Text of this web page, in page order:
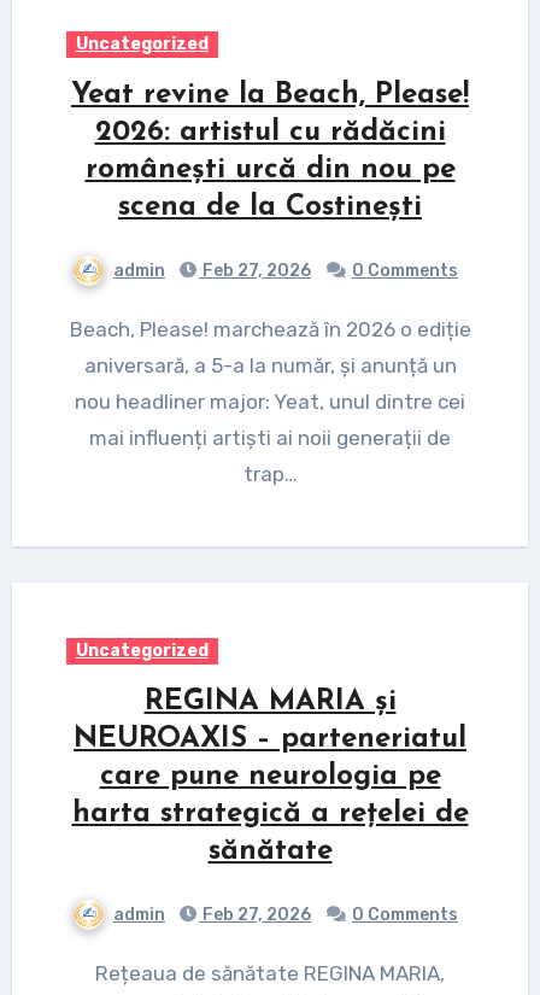
Uncategorized
Yeat revine la Beach, Please!
2026: artistul cu rădăcini
românești urcă din nou pe
scena de la Costinești
admin Feb 27, 2026 0 Comments
Beach, Please! marchează în 2026 o ediție
aniversară, a 5-a la număr, și anunță un
nou headliner major: Yeat, unul dintre cei
mai influenți artiști ai noii generații de
trap…
Uncategorized
REGINA MARIA și
NEUROAXIS – parteneriatul
care pune neurologia pe
harta strategică a rețelei de
sănătate
admin Feb 27, 2026 0 Comments
Rețeaua de sănătate REGINA MARIA,